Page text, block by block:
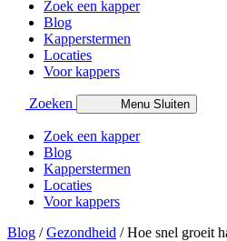
Zoek een kapper
Blog
Kapperstermen
Locaties
Voor kappers
Zoeken Menu Sluiten
Zoek een kapper
Blog
Kapperstermen
Locaties
Voor kappers
Blog /Gezondheid /Hoe snel groeit